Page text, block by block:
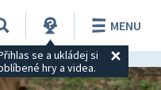
se a ukládej si
hry a videa.
MENU